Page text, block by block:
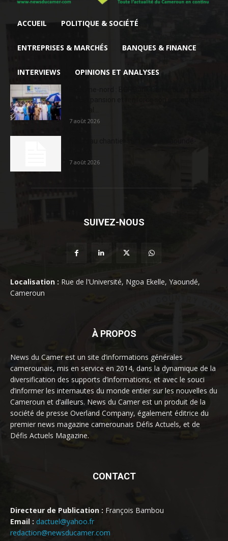
ACCUEIL POLITIQUE & SOCIÉTÉ
ENTREPRISES & MARCHÉS BANQUES & FINANCE
INTERVIEWS OPINIONS ET ANALYSES
7 août 2026
7 août 2026
SUIVEZ-NOUS
Localisation : Rue de l'Université, Ngoa Ekelle, Yaoundé,
Cameroun
À PROPOS
News du Camer est un site d’informations générales
camerounais, mis en service en 2014, dans la dynamique de la
diversification des supports d’informations, et avec le souci
d’informer les internautes du monde entier sur les nouvelles du
Cameroun et d’ailleurs. News du Camer est un produit de la
société de presse Overland Company, également éditrice du
premier news magazine camerounais Défis Actuels, et de
Défis Actuels Magazine.
CONTACT
Directeur de Publication : François Bambou
Email : dactuel@yahoo.fr
redaction@newsducamer.com